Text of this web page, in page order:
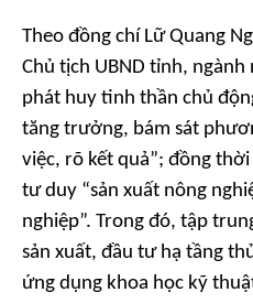
Theo đồng chí Lữ Quang
Chủ tịch UBND tỉnh,
phát huy tinh thần chủ
tăng trưởng, bám sát
việc, rõ kết quả”; đồng
tư duy “sản xuất nông
nghiệp”. Trong đó, tập
sản xuất, đầu tư hạ tầng
ứng dụng khoa học kỹ